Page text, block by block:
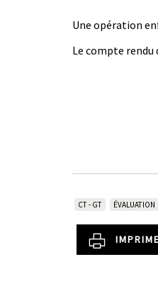
Une opération
Le compte
CT - GT ÉVALUATION